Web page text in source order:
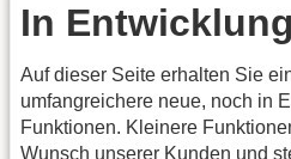
In Entwicklung
Auf dieser Seite erhalten Sie
umfangreichere neue, noch in
Funktionen. Kleinere
Wunsch unserer Kunden und